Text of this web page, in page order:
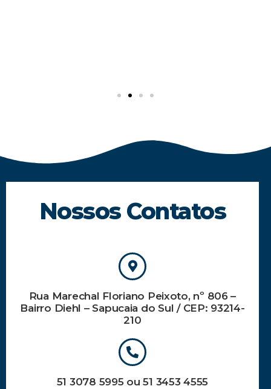
Nossos Contatos
Rua Marechal Floriano Peixoto, nº 806 –
Bairro Diehl – Sapucaia do Sul / CEP: 93214-
210
51 3078 5995 ou 51 3453 4555